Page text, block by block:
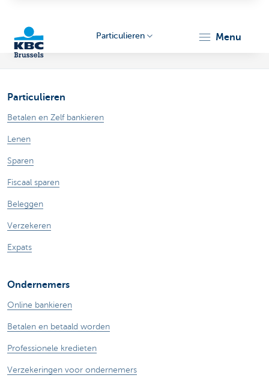
Particulieren menu
Particulieren
Betalen en Zelf bankieren
Lenen
Sparen
Fiscaal sparen
Beleggen
Verzekeren
Expats
Ondernemers
Online bankieren
Betalen en betaald worden
Professionele kredieten
Verzekeringen voor ondernemers